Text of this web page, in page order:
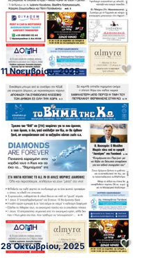
11 Νοεμβρίου, 2025
28 Οκτωβρίου, 2025